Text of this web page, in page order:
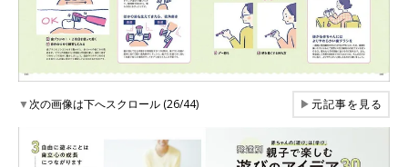
▼次の画像は下へスクロール (26/44) ▶元記事を見る